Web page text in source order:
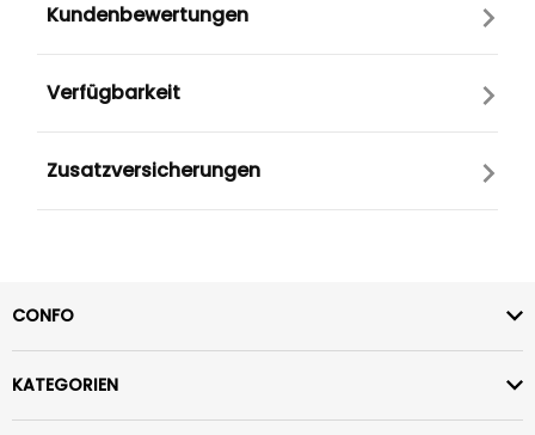
Kundenbewertungen
Verfügbarkeit
Zusatzversicherungen
CONFO
KATEGORIEN